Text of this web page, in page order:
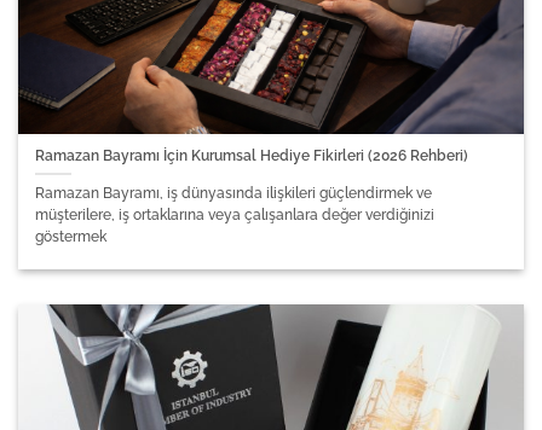
Ramazan Bayramı İçin Kurumsal Hediye Fikirleri (2026 Rehberi)
Ramazan Bayramı, iş dünyasında ilişkileri güçlendirmek ve
müşterilere, iş ortaklarına veya çalışanlara değer verdiğinizi
göstermek